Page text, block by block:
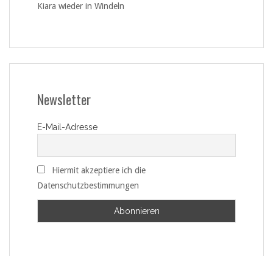
Kiara wieder in Windeln
Newsletter
E-Mail-Adresse
Hiermit akzeptiere ich die
Datenschutzbestimmungen